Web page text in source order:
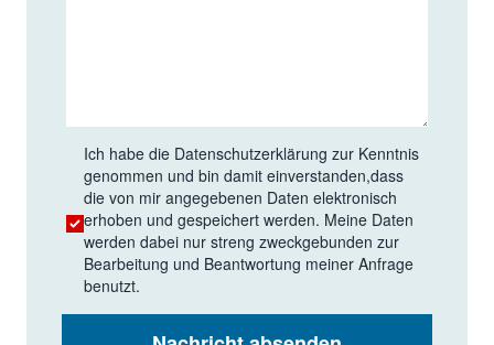
Ich habe die Datenschutzerklärung zur Kenntnis
genommen und bin damit einverstanden,dass
die von mir angegebenen Daten elektronisch
erhoben und gespeichert werden. Meine Daten
werden dabei nur streng zweckgebunden zur
Bearbeitung und Beantwortung meiner Anfrage
benutzt.